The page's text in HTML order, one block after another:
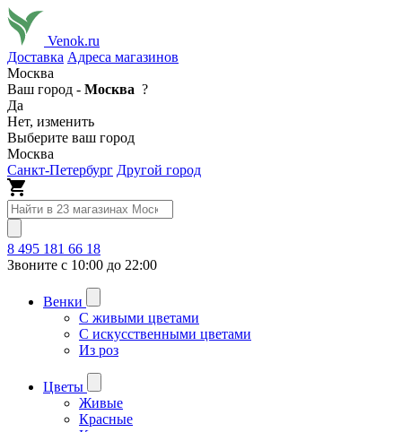
Venok.ru
Доставка Адреса магазинов
Москва
Ваш город - Москва ?
Да
Нет, изменить
Выберите ваш город
Москва
Санкт-Петербург Другой город
8 495 181 66 18
Звоните с 10:00 до 22:00
Венки
С живыми цветами
С искусственными цветами
Из роз
Цветы
Живые
Красные